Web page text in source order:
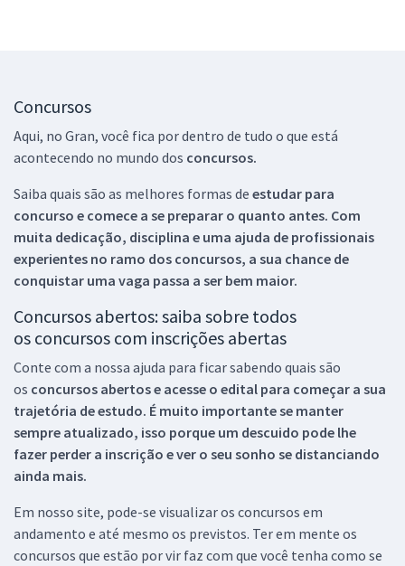
Concursos
Aqui, no Gran, você fica por dentro de tudo o que está
acontecendo no mundo dos concursos.
Saiba quais são as melhores formas de estudar para
concurso e comece a se preparar o quanto antes. Com
muita dedicação, disciplina e uma ajuda de profissionais
experientes no ramo dos concursos, a sua chance de
conquistar uma vaga passa a ser bem maior.
Concursos abertos: saiba sobre todos
os concursos com inscrições abertas
Conte com a nossa ajuda para ficar sabendo quais são
os concursos abertos e acesse o edital para começar a sua
trajetória de estudo. É muito importante se manter
sempre atualizado, isso porque um descuido pode lhe
fazer perder a inscrição e ver o seu sonho se distanciando
ainda mais.
Em nosso site, pode-se visualizar os concursos em
andamento e até mesmo os previstos. Ter em mente os
concursos que estão por vir faz com que você tenha como se